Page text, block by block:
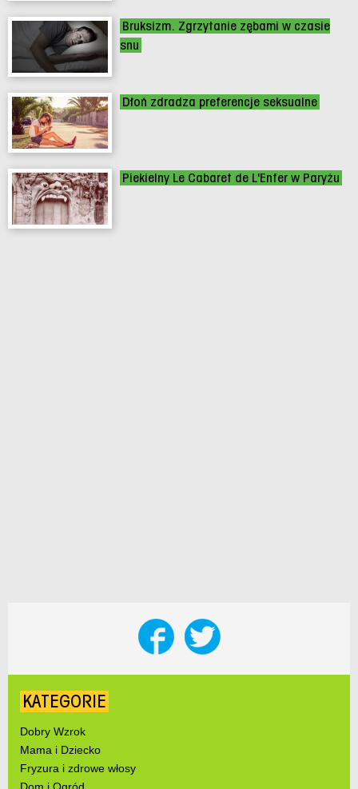
Bruksizm. Zgrzytanie zębami w czasie
snu
Dłoń zdradza preferencje seksualne
Piekielny Le Cabaret de L'Enfer w Paryżu
KATEGORIE
Dobry Wzrok
Mama i Dziecko
Fryzura i zdrowe włosy